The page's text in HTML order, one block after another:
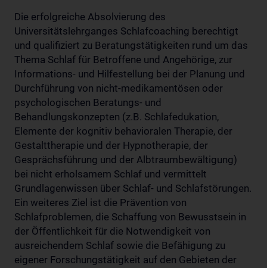
Die erfolgreiche Absolvierung des
Universitätslehrganges Schlafcoaching berechtigt
und qualifiziert zu Beratungstätigkeiten rund um das
Thema Schlaf für Betroffene und Angehörige, zur
Informations- und Hilfestellung bei der Planung und
Durchführung von nicht-medikamentösen oder
psychologischen Beratungs- und
Behandlungskonzepten (z.B. Schlafedukation,
Elemente der kognitiv behavioralen Therapie, der
Gestalttherapie und der Hypnotherapie, der
Gesprächsführung und der Albtraumbewältigung)
bei nicht erholsamem Schlaf und vermittelt
Grundlagenwissen über Schlaf- und Schlafstörungen.
Ein weiteres Ziel ist die Prävention von
Schlafproblemen, die Schaffung von Bewusstsein in
der Öffentlichkeit für die Notwendigkeit von
ausreichendem Schlaf sowie die Befähigung zu
eigener Forschungstätigkeit auf den Gebieten der